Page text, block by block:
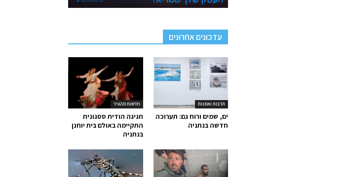
עדכונים אחרונים
חדשות מהעיר
חגיגה הודית ססגונית
התקיימה באולם בית יוחנן
בנתניה
תרבות ואמנות
ים, שמים ורוח גם: תערוכה
חדשה בנתניה